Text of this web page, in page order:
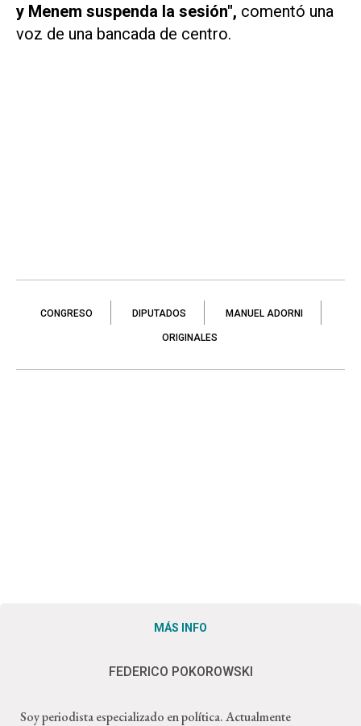
y Menem suspenda la sesión", comentó una
voz de una bancada de centro.
CONGRESO DIPUTADOS MANUEL ADORNI
ORIGINALES
MÁS INFO
FEDERICO POKOROWSKI
Soy periodista especializado en política. Actualmente